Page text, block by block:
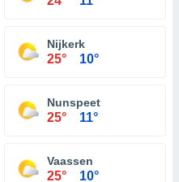
Nijkerk
25° 10°
Nunspeet
25° 11°
Vaassen
25° 10°